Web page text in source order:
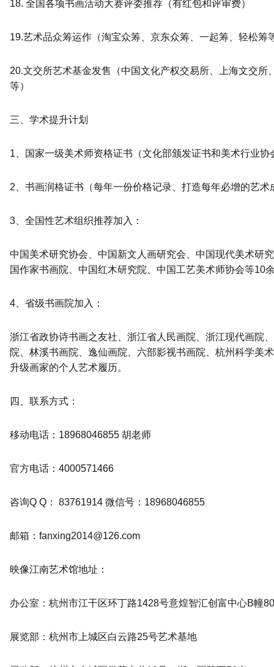
18. 全国各项书画活动大赛评委推荐（有红包和评审费）
19.艺术品众筹运作（淘宝众筹、京东众筹、一起筹、轻松筹
20.文交所艺术基金发售（中国文化产权交易所、上海文交所
等）
三、学术提升计划
1、国家一级美术师资格证书（文化部颁发证书和美术行业协
2、书画润格证书（每年一份价格记录、打造每年必增的艺术
3、全国性艺术组织推荐加入：
中国美术研究协会、中国新文人画研究会、中国现代美术研
国作家书画院、中国红木研究院、中国工艺美术师协会等10
4、省级书画院加入：
浙江省政协诗书画之友社、浙江省人民画院、浙江现代画院
院、林溪书画院、逸仙画院、六部影视书画院、杭州科学美
升级画家的个人艺术履历。
四、联系方式：
移动电话：18968046855 胡老师
官方电话：4000571466
咨询Q Q： 83761914 微信号：18968046855
邮箱：fanxing2014@126.com
映像江南艺术馆地址：
办公室：杭州市江干区环丁路1428号意煌智汇创富中心B幢
展览部：杭州市上城区白云路25号艺术基地